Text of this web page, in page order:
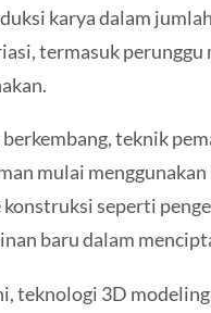
karya dalam
termasuk
teknik
mulai
seperti
baru dalam
teknologi 3D